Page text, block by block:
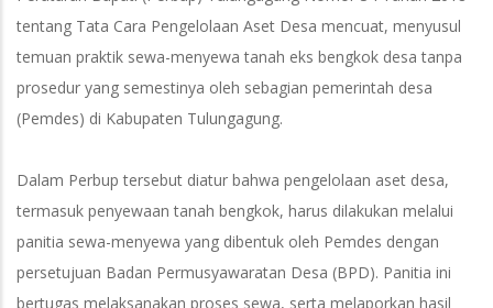
tentang Tata Cara Pengelolaan Aset Desa mencuat, menyusul
temuan praktik sewa-menyewa tanah eks bengkok desa tanpa
prosedur yang semestinya oleh sebagian pemerintah desa
(Pemdes) di Kabupaten Tulungagung.
Dalam Perbup tersebut diatur bahwa pengelolaan aset desa,
termasuk penyewaan tanah bengkok, harus dilakukan melalui
panitia sewa-menyewa yang dibentuk oleh Pemdes dengan
persetujuan Badan Permusyawaratan Desa (BPD). Panitia ini
bertugas melaksanakan proses sewa, serta melaporkan hasil